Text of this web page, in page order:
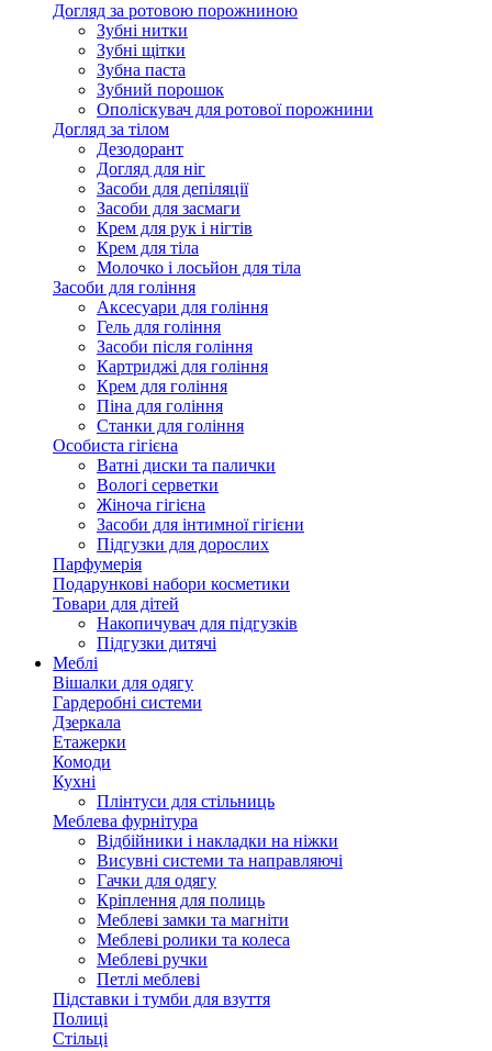
Догляд за ротовою порожниною
Зубні нитки
Зубні щітки
Зубна паста
Зубний порошок
Ополіскувач для ротової порожнини
Догляд за тілом
Дезодорант
Догляд для ніг
Засоби для депіляції
Засоби для засмаги
Крем для рук і нігтів
Крем для тіла
Молочко і лосьйон для тіла
Засоби для гоління
Аксесуари для гоління
Гель для гоління
Засоби після гоління
Картриджі для гоління
Крем для гоління
Піна для гоління
Станки для гоління
Особиста гігієна
Ватні диски та палички
Вологі серветки
Жіноча гігієна
Засоби для інтимної гігієни
Підгузки для дорослих
Парфумерія
Подарункові набори косметики
Товари для дітей
Накопичувач для підгузків
Підгузки дитячі
Меблі
Вішалки для одягу
Гардеробні системи
Дзеркала
Етажерки
Комоди
Кухні
Плінтуси для стільниць
Меблева фурнітура
Відбійники і накладки на ніжки
Висувні системи та направляючі
Гачки для одягу
Кріплення для полиць
Меблеві замки та магніти
Меблеві ролики та колеса
Меблеві ручки
Петлі меблеві
Підставки і тумби для взуття
Полиці
Стільці